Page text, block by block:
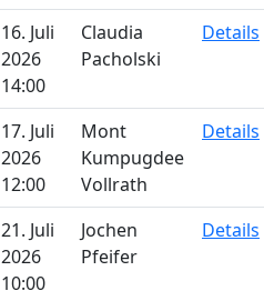
16. Juli
2026
14:00
Claudia
Pacholski
Details
17. Juli
2026
12:00
Mont
Kumpugdee
Vollrath
Details
21. Juli
2026
10:00
Jochen
Pfeifer
Details